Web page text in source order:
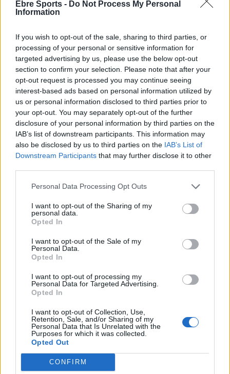
Ebre Sports - Do Not Process My Personal
Information
If you wish to opt-out of the sale, sharing to third parties, or
processing of your personal or sensitive information for
targeted advertising by us, please use the below opt-out
section to confirm your selection. Please note that after your
opt-out request is processed you may continue seeing
interest-based ads based on personal information utilized by
us or personal information disclosed to third parties prior to
your opt-out. You may separately opt-out of the further
disclosure of your personal information by third parties on the
IAB’s list of downstream participants. This information may
also be disclosed by us to third parties on the IAB’s List of
Downstream Participants that may further disclose it to other
Personal Data Processing Opt Outs
I want to opt-out of the Sharing of my
personal data.
Opted In
I want to opt-out of the Sale of my
Personal Data.
Opted In
I want to opt-out of processing my
Personal Data for Targeted Advertising.
Opted In
I want to opt-out of Collection, Use,
Retention, Sale, and/or Sharing of my
Personal Data that Is Unrelated with the
Purposes for which it was collected.
Opted Out
CONFIRM
Setmanari l'Ebre
ARTICLES RELACIONATS
Futbol sala
Dur rival per al Futbol Sala Amposta en la
lluita per l’ascens a 3a divisió
abril 10, 2026
Futbol sala
Els dos equips del FS Amposta passen la
primera ronda de Copa
desembre 7, 2025
Saladié suma una victòria de doble valor
ÚLTIMES NOTÍCIES
de la Running Sèries Terres de l’Ebre
maig 9, 2026